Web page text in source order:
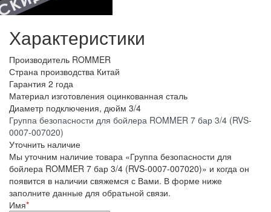
Характеристики
Производитель ROMMER
Страна производства Китай
Гарантия 2 года
Материал изготовления оцинкованная сталь
Диаметр подключения, дюйм 3/4
Группа безопасности для бойлера ROMMER 7 бар 3/4 (RVS-
0007-007020)
Уточнить наличие
Мы уточним наличие товара «Группа безопасности для
бойлера ROMMER 7 бар 3/4 (RVS-0007-007020)» и когда он
появится в наличии свяжемся с Вами. В форме ниже
заполните данные для обратьной связи.
Имя*